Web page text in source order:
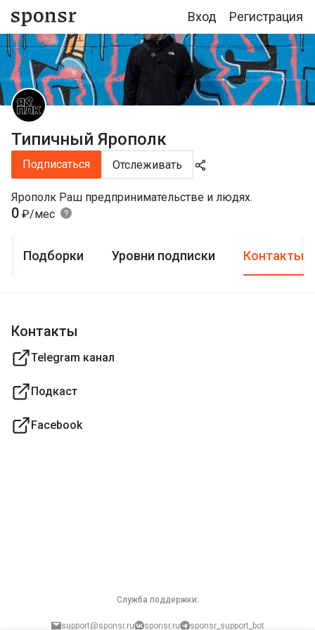
Вход Регистрация
Типичный Ярополк
Подписаться Отслеживать
Ярополк Раш предпринимательстве и людях.
0 ₽/мес
Подборки Уровни подписки Контакты
Контакты
Telegram канал
Подкаст
Facebook
Служба поддержки:
support@sponsr.ru sponsr.ru sponsr_support_bot